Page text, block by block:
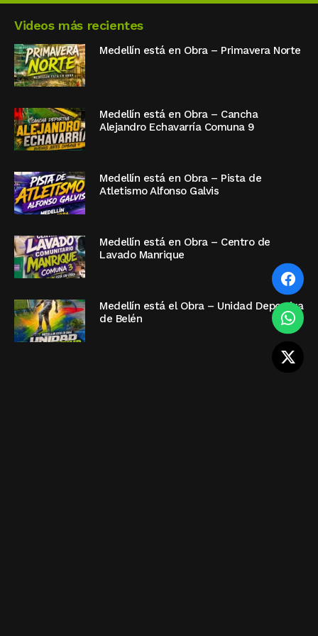
Videos más recientes
Medellín está en Obra – Primavera Norte
Medellín está en Obra – Cancha
Alejandro Echavarría Comuna 9
Medellín está en Obra – Pista de
Atletismo Alfonso Galvis
Medellín está en Obra – Centro de
Lavado Manrique
Medellín está el Obra – Unidad Deportiva
de Belén